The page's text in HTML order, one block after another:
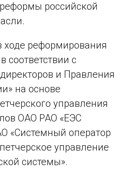
российской
ходе реформирования
соответствии с
и Правления
на основе
управления
ОАО РАО «ЕЭС
«Системный оператор
управление
системы».